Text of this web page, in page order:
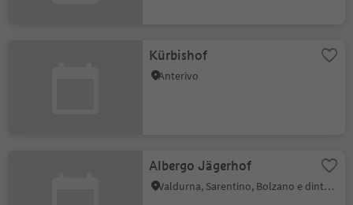
Kürbishof
Anterivo
Albergo Jägerhof
Valdurna, Sarentino, Bolzano e dintorni